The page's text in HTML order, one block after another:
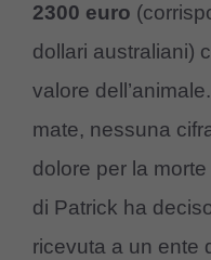
2300 euro
dollari australiani)
valore
mate, nessuna
dolore per la
di Patrick ha
ricevuta a un ente